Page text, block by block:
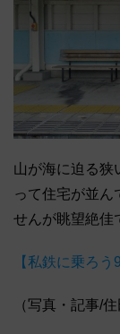
山が海に迫る狭
って住宅が並ん
せんが眺望絶佳
【私鉄に乗ろ
（写真・記事/住